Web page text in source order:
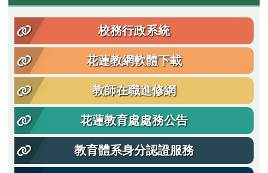
校務行政系統
花蓮教網軟體下載
教師在職進修網
花蓮教育處處務公告
教育體系身分認證服務